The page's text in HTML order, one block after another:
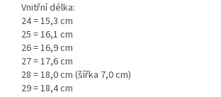
Vnitřní délka:
24 = 15,3 cm
25 = 16,1 cm
26 = 16,9 cm
27 = 17,6 cm
28 = 18,0 cm (šířka 7,0 cm)
29 = 18,4 cm